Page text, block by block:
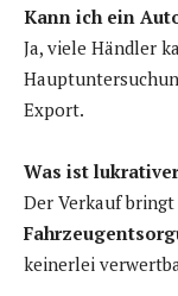
Kann ich ein
Ja, viele Händler
Export.
Was ist
Der Verkauf
keinerlei